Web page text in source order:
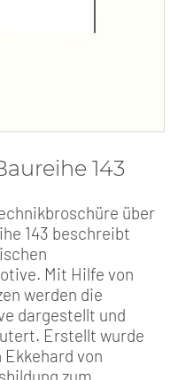
143
über
143 beschreibt
Mit Hilfe von
werden die
dargestellt und
Erstellt wurde
von